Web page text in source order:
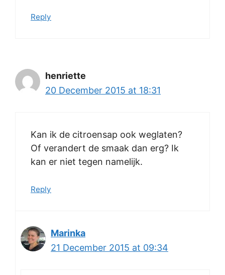
Reply
henriette
20 December 2015 at 18:31
Kan ik de citroensap ook weglaten?
Of verandert de smaak dan erg? Ik
kan er niet tegen namelijk.
Reply
Marinka
21 December 2015 at 09:34